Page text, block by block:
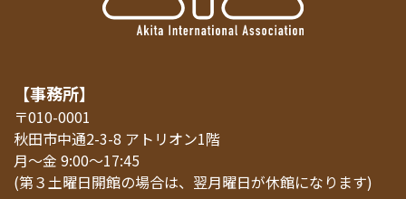
【事務所】
〒010-0001
秋田市中通2-3-8 アトリオン1階
月～金 9:00～17:45
(第３土曜日開館の場合は、翌月曜日が休館になります)